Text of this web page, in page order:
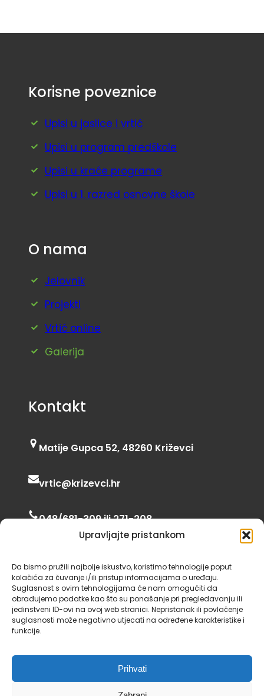
Upravljajte pristankom
Da bismo pružili najbolje iskustvo, koristimo tehnologije poput
kolačića za čuvanje i/ili pristup informacijama o uređaju.
Suglasnost s ovim tehnologijama će nam omogućiti da
obrađujemo podatke kao što su ponašanje pri pregledavanju ili
jedinstveni ID-ovi na ovoj web stranici. Nepristanak ili povlačenje
suglasnosti može negativno utjecati na određene karakteristike i
funkcije.
Prihvati
Korisne poveznice
Upisi u jaslice i vrtić
Upisi u program predškole
Upisi u kraće programe
Upisi u 1. razred osnovne škole
O nama
Jelovnik
Projekti
Vrtić online
Galerija
Kontakt
Matije Gupca 52, 48260 Križevci
vrtic@krizevci.hr
048/681-309 ili 271-208
Dječji vrtić Križevci 2024., neke fotografije i
ikone preuzete su saUnsplash
tema preuzeta od